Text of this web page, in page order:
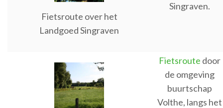
Fietsroute over het
Landgoed Singraven
Singraven.
Fietsroute door
de omgeving
buurtschap
Volthe, langs het